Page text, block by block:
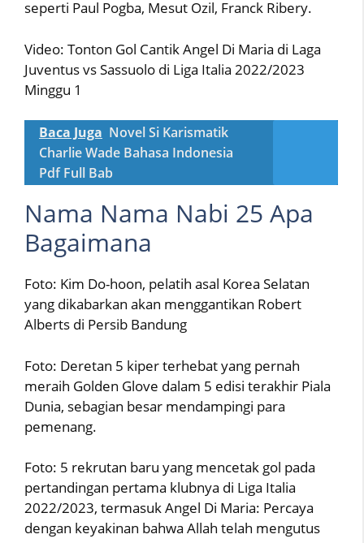
seperti Paul Pogba, Mesut Ozil, Franck Ribery.
Video: Tonton Gol Cantik Angel Di Maria di Laga
Juventus vs Sassuolo di Liga Italia 2022/2023
Minggu 1
Baca Juga Novel Si Karismatik
Charlie Wade Bahasa Indonesia
Pdf Full Bab
Nama Nama Nabi 25 Apa
Bagaimana
Foto: Kim Do-hoon, pelatih asal Korea Selatan
yang dikabarkan akan menggantikan Robert
Alberts di Persib Bandung
Foto: Deretan 5 kiper terhebat yang pernah
meraih Golden Glove dalam 5 edisi terakhir Piala
Dunia, sebagian besar mendampingi para
pemenang.
Foto: 5 rekrutan baru yang mencetak gol pada
pertandingan pertama klubnya di Liga Italia
2022/2023, termasuk Angel Di Maria: Percaya
dengan keyakinan bahwa Allah telah mengutus